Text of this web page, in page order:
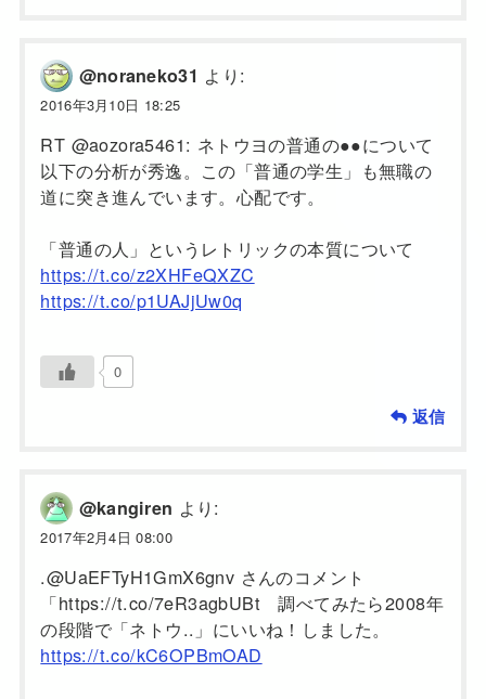
@noraneko31 より:
2016年3月10日 18:25
RT @aozora5461: ネトウヨの普通の●●について
以下の分析が秀逸。この「普通の学生」も無職の
道に突き進んでいます。心配です。
「普通の人」というレトリックの本質について
https://t.co/z2XHFeQXZC
https://t.co/p1UAJjUw0q
0
返信
@kangiren より:
2017年2月4日 08:00
.@UaEFTyH1GmX6gnv さんのコメント
「https://t.co/7eR3agbUBt 調べてみたら2008年
の段階で「ネトウ..」にいいね！しました。
https://t.co/kC6OPBmOAD